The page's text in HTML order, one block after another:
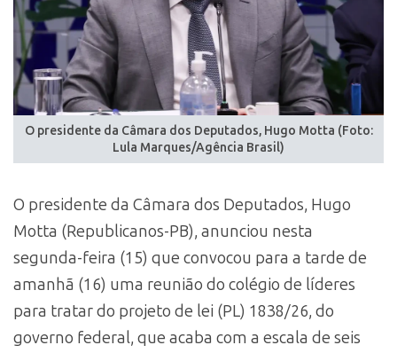
O presidente da Câmara dos Deputados, Hugo Motta (Foto:
Lula Marques/Agência Brasil)
O presidente da Câmara dos Deputados, Hugo
Motta (Republicanos-PB), anunciou nesta
segunda-feira (15) que convocou para a tarde de
amanhã (16) uma reunião do colégio de líderes
para tratar do projeto de lei (PL) 1838/26, do
governo federal, que acaba com a escala de seis